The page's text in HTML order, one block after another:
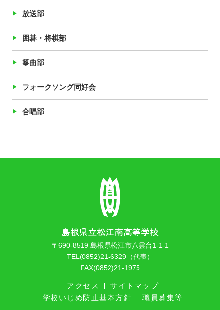
放送部
囲碁・将棋部
箏曲部
フォークソング同好会
合唱部
島根県立松江南高等学校
〒690-8519 島根県松江市八雲台1-1-1
TEL(0852)21-6329（代表）
FAX(0852)21-1975
アクセス
サイトマップ
学校いじめ防止基本方針
職員募集等